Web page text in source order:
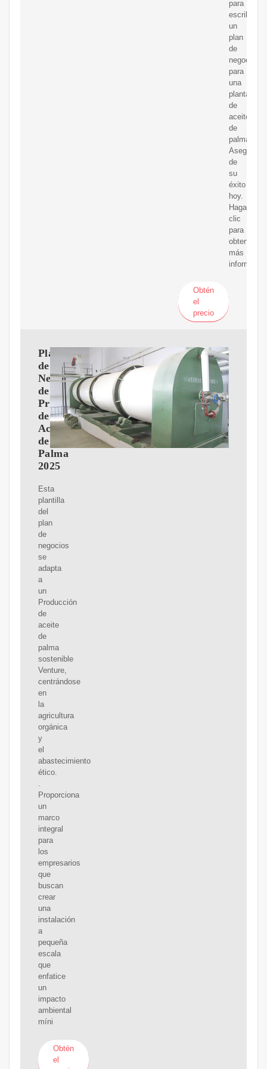
para
escribir
un
plan
de
negocios
para
una
plantación
de
aceite
de
palma.
Asegúrese
de
su
éxito
hoy.
Haga
clic
para
obtener
más
Obtén
el
precio
Plan
de
Negocios
de
Producción
de
Aceite
de
Palma
2025
Esta
plantilla
del
plan
de
negocios
se
adapta
a
un
Producción
de
aceite
de
palma
sostenible
Venture,
centrándose
en
la
agricultura
orgánica
y
el
abastecimiento
ético.
.
Proporciona
un
marco
integral
para
los
empresarios
que
buscan
crear
una
instalación
a
pequeña
escala
que
enfatice
un
impacto
ambiental
míni
Obtén
el